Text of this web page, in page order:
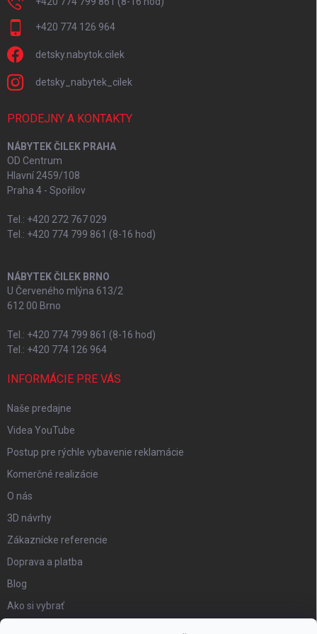
+420 774 126 964
detsky.nabytok.cilek
detsky_nabytek_cilek
PRODEJNY A KONTAKTY
NÁBYTEK ČILEK PRAHA
OD Centrum
Hlavní 2459/108
Praha 4 - Spořilov
Tel.: +420 272 767 029
Tel.: +420 774 799 861 (8-16 hod)
NÁBYTEK ČILEK BRNO
U Červeného mlýna 613/2
612 00 Brno
Tel.: +420 774 799 861 (8-16 hod)
Tel.: +420 774 126 964
INFORMÁCIE PRE VÁS
Naše predajne
Videa YouTube
Postup pre rýchle vybavenie reklamácie
Komerčné realizácie
O nás
3D návrhy
Zákaznícke referencie
Doprava a platba
Blog
Ako si vybrať